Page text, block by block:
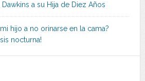
a su Hija de Diez Años
hijo a no orinarse en la cama?
nocturna!